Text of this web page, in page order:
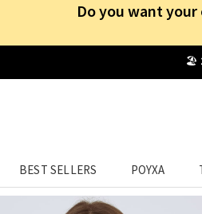
Do you want your
Δωρεάν
BEST SELLERS ΡΟΥΧΑ